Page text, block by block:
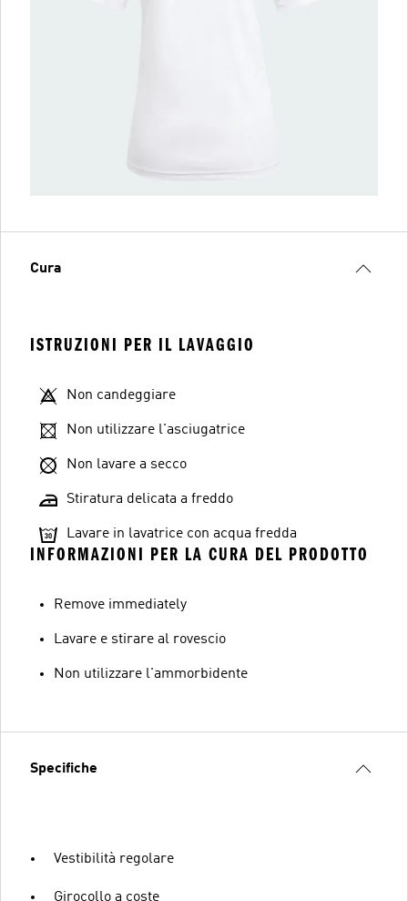
Cura
ISTRUZIONI PER IL LAVAGGIO
Non candeggiare
Non utilizzare l'asciugatrice
Non lavare a secco
Stiratura delicata a freddo
Lavare in lavatrice con acqua fredda
INFORMAZIONI PER LA CURA DEL PRODOTTO
Remove immediately
Lavare e stirare al rovescio
Non utilizzare l'ammorbidente
Specifiche
Vestibilità regolare
Girocollo a coste